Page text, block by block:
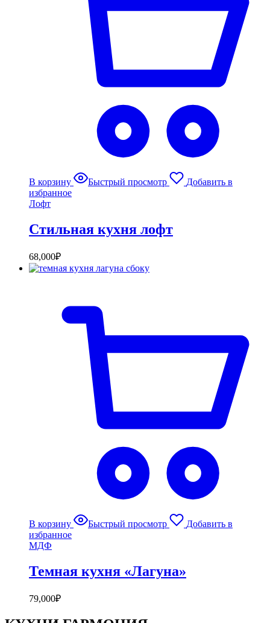
В корзину Быстрый просмотр
Добавить в
избранное
Лофт
Стильная кухня лофт
68,000₽
В корзину Быстрый просмотр
Добавить в
избранное
МДФ
Темная кухня «Лагуна»
79,000₽